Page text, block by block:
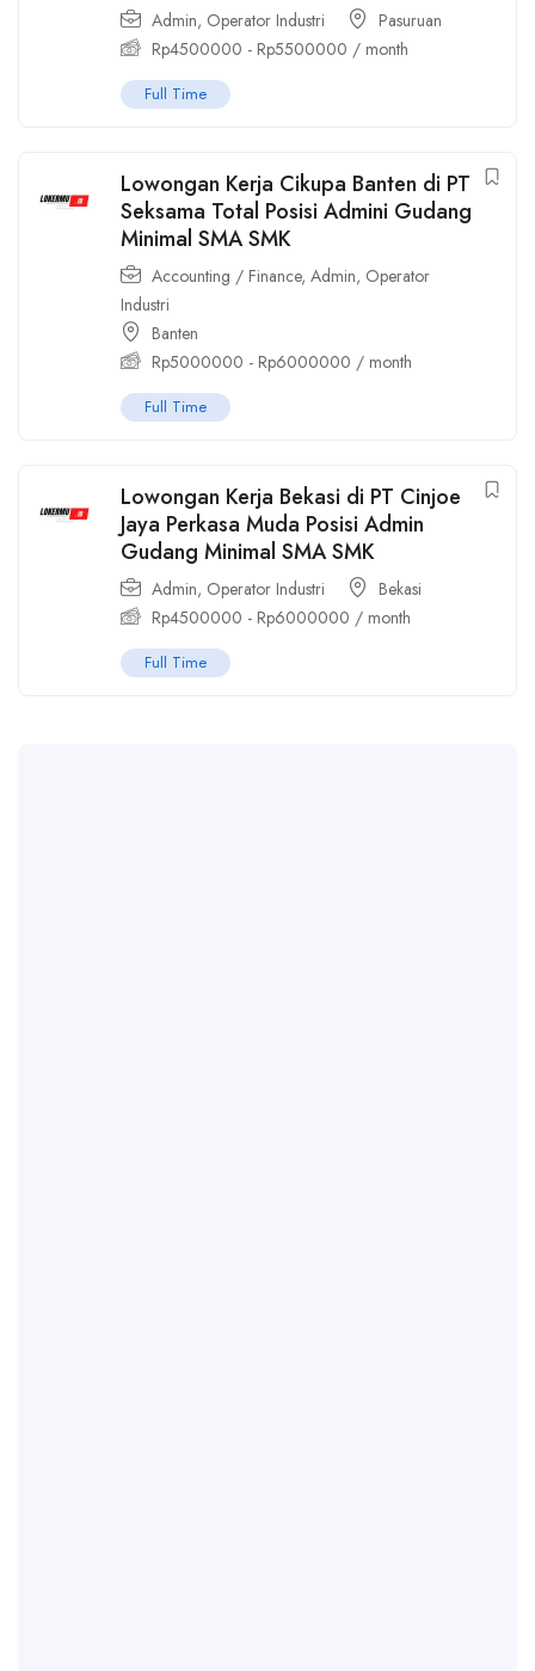
Admin, Operator Industri
Pasuruan
Rp4500000 - Rp5500000 / month
Full Time
Lowongan Kerja Cikupa Banten di PT
Seksama Total Posisi Admini Gudang
Minimal SMA SMK
Accounting / Finance, Admin, Operator
Industri
Banten
Rp5000000 - Rp6000000 / month
Full Time
Lowongan Kerja Bekasi di PT Cinjoe
Jaya Perkasa Muda Posisi Admin
Gudang Minimal SMA SMK
Admin, Operator Industri
Bekasi
Rp4500000 - Rp6000000 / month
Full Time